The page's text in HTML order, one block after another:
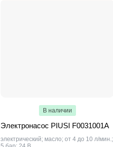
В наличии
Электронасос PIUSI F0031001A
электрический; масло; от 4 до 10 л/мин.;